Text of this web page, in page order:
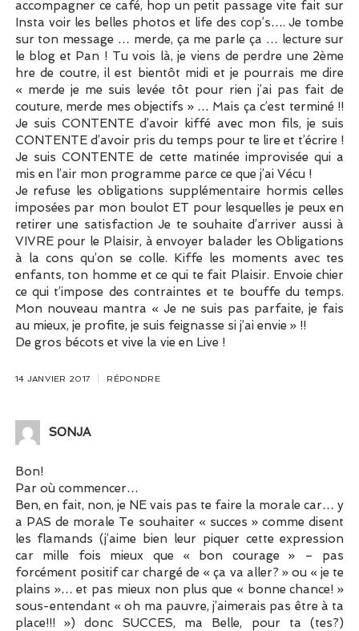
accompagner ce café, hop un petit passage vite fait sur
Insta voir les belles photos et life des cop’s…. Je tombe
sur ton message … merde, ça me parle ça … lecture sur
le blog et Pan ! Tu vois là, je viens de perdre une 2ème
hre de coutre, il est bientôt midi et je pourrais me dire
« merde je me suis levée tôt pour rien j’ai pas fait de
couture, merde mes objectifs » … Mais ça c’est terminé !!
Je suis CONTENTE d’avoir kiffé avec mon fils, je suis
CONTENTE d’avoir pris du temps pour te lire et t’écrire !
Je suis CONTENTE de cette matinée improvisée qui a
mis en l’air mon programme parce ce que j’ai Vécu !
Je refuse les obligations supplémentaire hormis celles
imposées par mon boulot ET pour lesquelles je peux en
retirer une satisfaction Je te souhaite d’arriver aussi à
VIVRE pour le Plaisir, à envoyer balader les Obligations
à la cons qu’on se colle. Kiffe les moments avec tes
enfants, ton homme et ce qui te fait Plaisir. Envoie chier
ce qui t’impose des contraintes et te bouffe du temps.
Mon nouveau mantra « Je ne suis pas parfaite, je fais
au mieux, je profite, je suis feignasse si j’ai envie » !!
De gros bécots et vive la vie en Live !
14 JANVIER 2017 RÉPONDRE
S0NJA
Bon!
Par où commencer…
Ben, en fait, non, je NE vais pas te faire la morale car… y
a PAS de morale Te souhaiter « succes » comme disent
les flamands (j’aime bien leur piquer cette expression
car mille fois mieux que « bon courage » – pas
forcément positif car chargé de « ça va aller? » ou « je te
plains »… et pas mieux non plus que « bonne chance! »
sous-entendant « oh ma pauvre, j’aimerais pas être à ta
place!!! ») donc SUCCES, ma Belle, pour ta (tes?)